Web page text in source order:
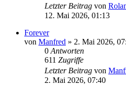
Letzter Beitrag von
12. Mai 2026, 01:13
Forever
von Manfred » 2. Mai 2026,
0 Antworten
611 Zugriffe
Letzter Beitrag von
2. Mai 2026, 07:40